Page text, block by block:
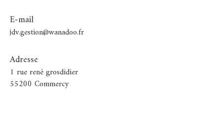
E-mail
jdv.gestion@wanadoo.fr
Adresse
1 rue rené grosdidier
55200 Commercy